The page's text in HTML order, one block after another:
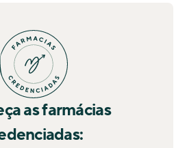
as farmácias